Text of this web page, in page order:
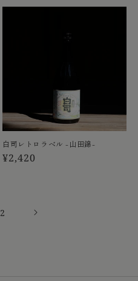
価
白司レトロラベル -山田錦-
通
¥2,420
2